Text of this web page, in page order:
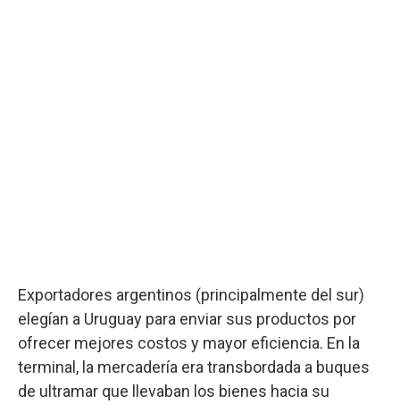
Exportadores argentinos (principalmente del sur)
elegían a Uruguay para enviar sus productos por
ofrecer mejores costos y mayor eficiencia. En la
terminal, la mercadería era transbordada a buques
de ultramar que llevaban los bienes hacia su